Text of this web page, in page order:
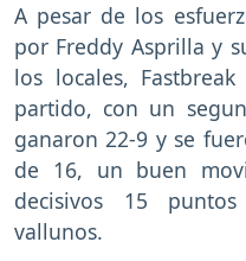
A pesar de los
por Freddy Asprilla y
los locales,
partido, con un
ganaron 22-9 y se
de 16, un buen
decisivos 15
vallunos.